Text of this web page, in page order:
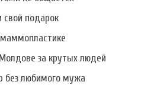
Фото Марты
Соболевской
свой подарок
за крутых людей
без любимого мужа